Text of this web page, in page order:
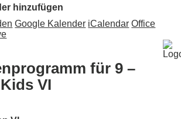
hinzufügen
Google Kalender iCalendar Office
für 9 –
VI